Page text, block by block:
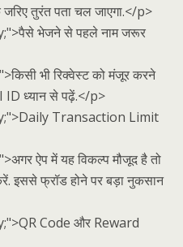
तुरंत पता चल जाएगा.</p>
भेजने से पहले नाम जरूर
भी रिक्वेस्ट को मंजूर करने
ID ध्यान से पढ़ें.</p>
Transaction Limit
ऐप में यह विकल्प मौजूद है तो
इससे फ्रॉड होने पर बड़ा नुकसान
Code और Reward